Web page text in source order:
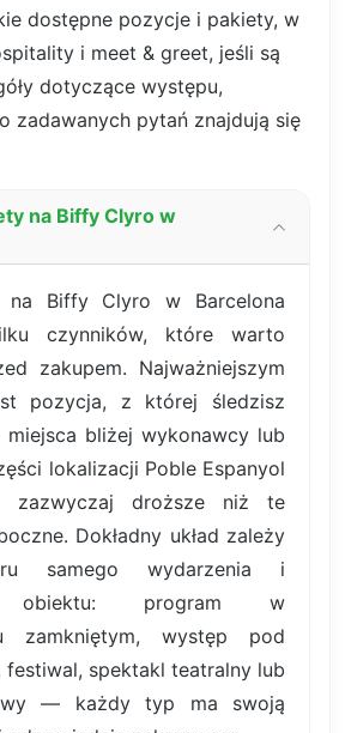
dostępne pozycje i pakiety, w
i meet & greet, jeśli są
dotyczące występu,
zadawanych pytań znajdują się
na Biffy Clyro w
na Biffy Clyro w Barcelona
czynników, które warto
zakupem. Najważniejszym
pozycja, z której śledzisz
bliżej wykonawcy lub
lokalizacji Poble Espanyol
zazwyczaj droższe niż te
Dokładny układ zależy
samego wydarzenia i
obiektu: program w
zamkniętym, występ pod
festiwal, spektakl teatralny lub
— każdy typ ma swoją